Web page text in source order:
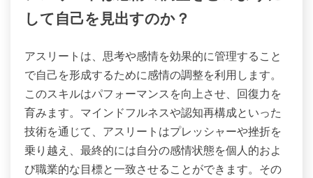
して自己を見出すのか？
アスリートは、思考や感情を効果的に管理すること
で自己を形成するために感情の調整を利用します。
このスキルはパフォーマンスを向上させ、回復力を
育みます。マインドフルネスや認知再構成といった
技術を通じて、アスリートはプレッシャーや挫折を
乗り越え、最終的には自分の感情状態を個人的およ
び職業的な目標と一致させることができます。その